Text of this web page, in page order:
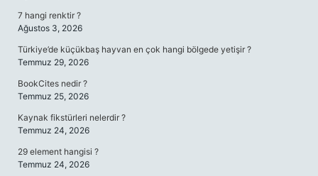
7 hangi renktir ?
Ağustos 3, 2026
Türkiye’de küçükbaş hayvan en çok hangi bölgede yetişir ?
Temmuz 29, 2026
BookCites nedir ?
Temmuz 25, 2026
Kaynak fikstürleri nelerdir ?
Temmuz 24, 2026
29 element hangisi ?
Temmuz 24, 2026